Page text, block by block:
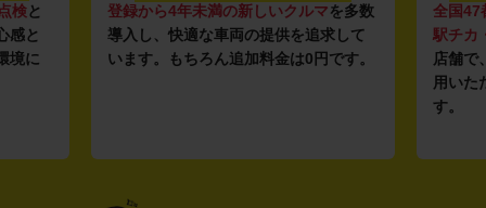
検と
感と
境に
登録から4年未満の新しいクルマを多数
導入し、快適な車両の提供を追求して
います。もちろん追加料金は0円です。
全国47
駅チカ
店舗で
用いた
す。